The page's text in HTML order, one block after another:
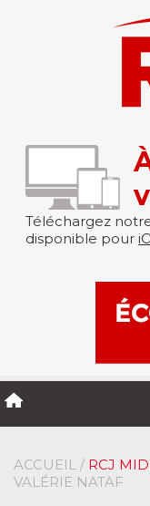
Téléchargez
disponible pour
ACCUEIL / RCJ
VALÉRIE NATAF